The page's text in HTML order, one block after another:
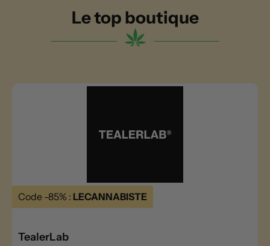
Le top boutique
Code -85% : LECANNABISTE
TealerLab